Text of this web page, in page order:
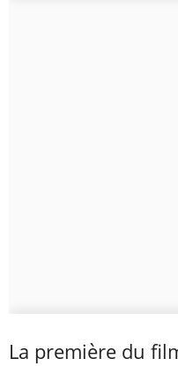
La première du